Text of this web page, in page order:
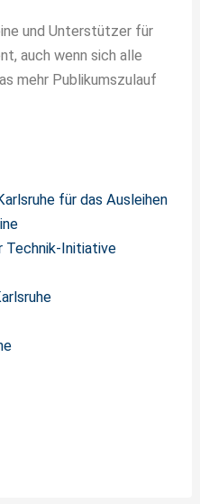
und Unterstützer für
auch wenn sich alle
mehr Publikumszulauf
für das Ausleihen
Technik-Initiative